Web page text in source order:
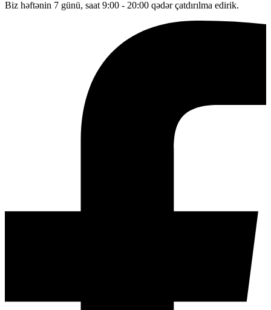
Biz həftənin 7 günü, saat 9:00 - 20:00 qədər çatdırılma edirik.